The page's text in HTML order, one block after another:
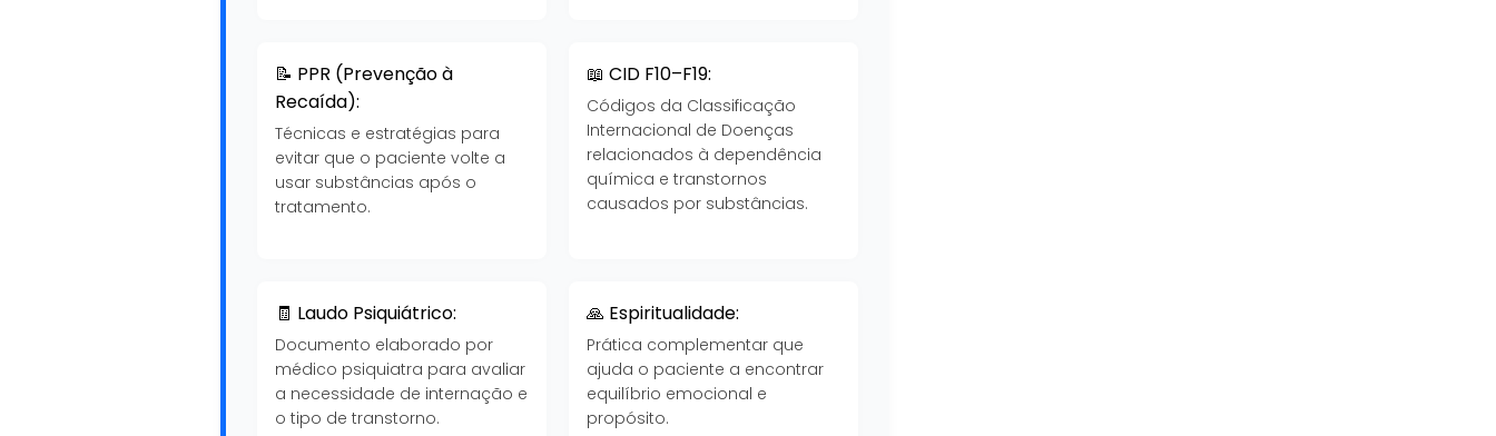
📝 PPR (Prevenção à
Recaída):
Técnicas e estratégias para
evitar que o paciente volte a
usar substâncias após o
tratamento.
📖 CID F10–F19:
Códigos da Classificação
Internacional de Doenças
relacionados à dependência
química e transtornos
causados por substâncias.
🧾 Laudo Psiquiátrico:
Documento elaborado por
médico psiquiatra para avaliar
a necessidade de internação e
o tipo de transtorno.
🙏 Espiritualidade:
Prática complementar que
ajuda o paciente a encontrar
equilíbrio emocional e
propósito.